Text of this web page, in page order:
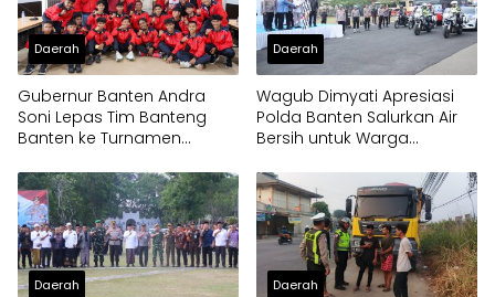
Daerah
Gubernur Banten Andra
Soni Lepas Tim Banteng
Banten ke Turnamen
Daerah
Wagub Dimyati Apresiasi
Polda Banten Salurkan Air
Bersih untuk Warga
Daerah Daerah